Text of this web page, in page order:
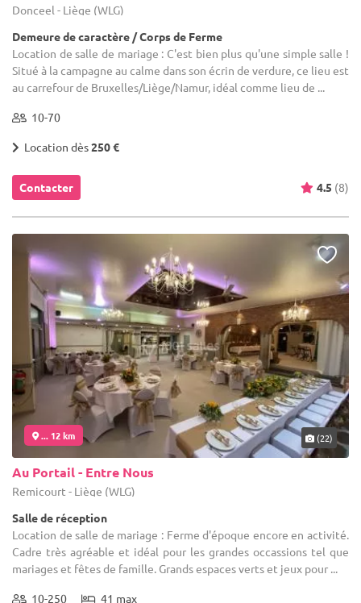
Donceel - Liège (WLG)
Demeure de caractère / Corps de Ferme
Location de salle de mariage : C'est bien plus qu'une simple salle !
Situé à la campagne au calme dans son écrin de verdure, ce lieu est
au carrefour de Bruxelles/Liège/Namur, idéal comme lieu de ...
10-70
Location dès250 €
Contacter 4.5 (8)
... 12 km (22)
Au Portail - Entre Nous
Remicourt - Liège (WLG)
Salle de réception
Location de salle de mariage : Ferme d'époque encore en activité.
Cadre très agréable et idéal pour les grandes occassions tel que
mariages et fêtes de famille. Grands espaces verts et jeux pour ...
10-250 41 max